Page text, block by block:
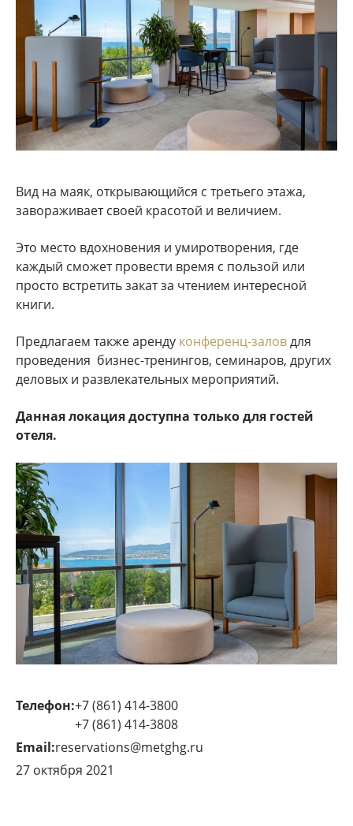
Вид на маяк, открывающийся с третьего этажа,
завораживает своей красотой и величием.
Это место вдохновения и умиротворения, где
каждый сможет провести время с пользой или
просто встретить закат за чтением интересной
книги.
Предлагаем также аренду конференц-заловдля
проведения бизнес-тренингов, семинаров, других
деловых и развлекательных мероприятий.
Данная локация доступна только для гостей
отеля.
Телефон:+7 (861) 414-3800
+7 (861) 414-3808
Email:reservations@metghg.ru
27 октября 2021